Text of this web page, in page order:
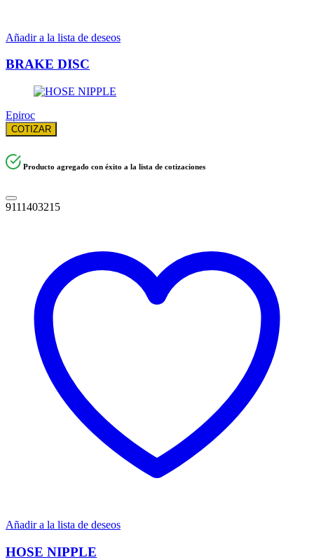
Añadir a la lista de deseos
BRAKE DISC
Epiroc
COTIZAR
Producto agregado con éxito a la lista de cotizaciones
9111403215
Añadir a la lista de deseos
HOSE NIPPLE